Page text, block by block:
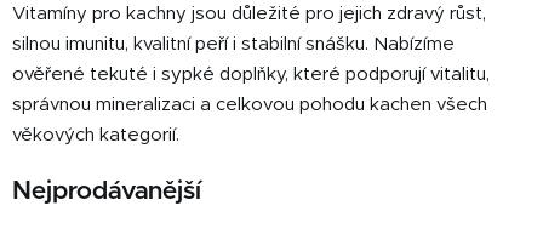
Vitamíny pro kachny jsou důležité pro jejich zdravý růst,
silnou imunitu, kvalitní peří i stabilní snášku. Nabízíme
ověřené tekuté i sypké doplňky, které podporují vitalitu,
správnou mineralizaci a celkovou pohodu kachen všech
věkových kategorií.
Nejprodávanější